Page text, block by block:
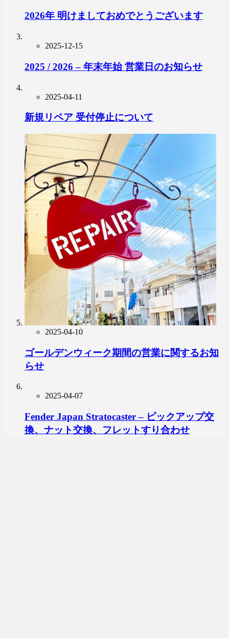
2026年 明けましておめでとうございます
2025-12-15
2025 / 2026 – 年末年始 営業日のお知らせ
2025-04-11
新規リペア 受付停止について
2025-04-10
ゴールデンウィーク期間の営業に関するお知
らせ
2025-04-07
Fender Japan Stratocaster – ピックアップ交
換、ナット交換、フレットすり合わせ